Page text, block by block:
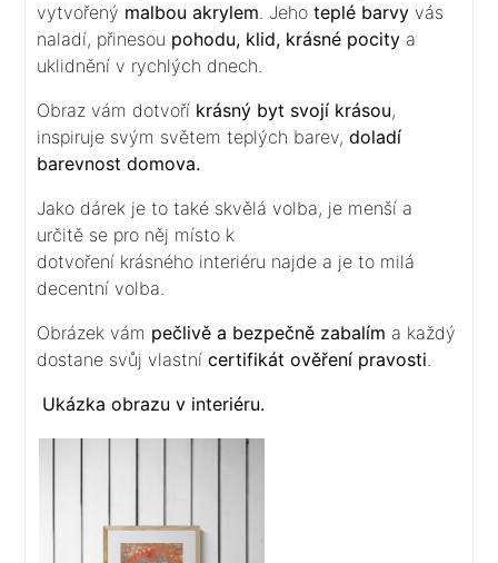
vytvořený malbou akrylem. Jeho teplé barvy vás
naladí, přinesou pohodu, klid, krásné pocity a
uklidnění v rychlých dnech.
Obraz vám dotvoří krásný byt svojí krásou,
inspiruje svým světem teplých barev,doladí
barevnost domova.
Jako dárek je to také skvělá volba, je menší a
určitě se pro něj místo k
dotvoření krásného interiéru najde a je to milá
decentní volba.
Obrázek vám pečlivě a bezpečně zabalím a každý
dostane svůj vlastnícertifikát ověření pravosti.
Ukázka obrazu v interiéru.